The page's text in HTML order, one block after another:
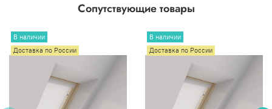
Сопутствующие товары
В наличии
Доставка по России
В наличии
Доставка по России